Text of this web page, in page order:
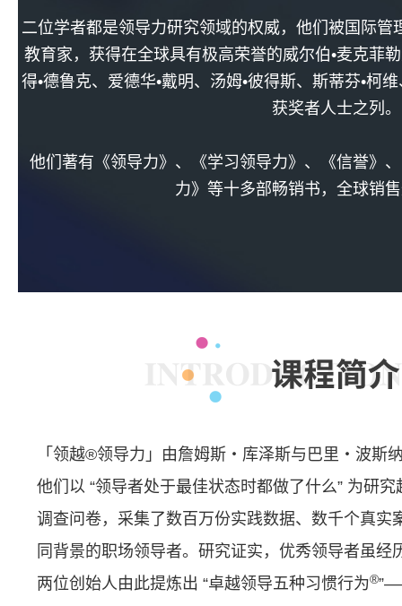
二位学者都是领导力研究领域的权威，他们被国际
教育家，获得在全球具有极高荣誉的威尔伯•麦克菲
得•德鲁克、爱德华•戴明、汤姆•彼得斯、斯蒂芬•柯
获奖者人士之列。
他们著有《领导力》、《学习领导力》、《信誉》
力》等十多部畅销书，全球销
「领越®领导力」由詹姆斯・库泽斯与巴里・波斯
他们以 “领导者处于最佳状态时都做了什么” 为研
调查问卷，采集了数百万份实践数据、数千个真实
同背景的职场领导者。研究证实，优秀领导者虽
两位创始人由此提炼出 “卓越领导五种习惯行为®